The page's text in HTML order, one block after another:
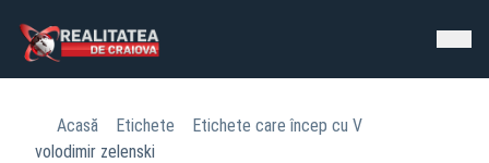
Acasă Etichete
Etichete care încep cu V
volodimir zelenski